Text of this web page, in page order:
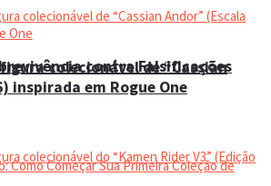
contra Falsificações
colecionável de “Cassian
inspirada em Rogue One